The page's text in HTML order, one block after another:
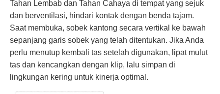
Tahan Lembab dan Tahan Cahaya di tempat yang sejuk
dan berventilasi, hindari kontak dengan benda tajam.
Saat membuka, sobek kantong secara vertikal ke bawah
sepanjang garis sobek yang telah ditentukan. Jika Anda
perlu menutup kembali tas setelah digunakan, lipat mulut
tas dan kencangkan dengan klip, lalu simpan di
lingkungan kering untuk kinerja optimal.